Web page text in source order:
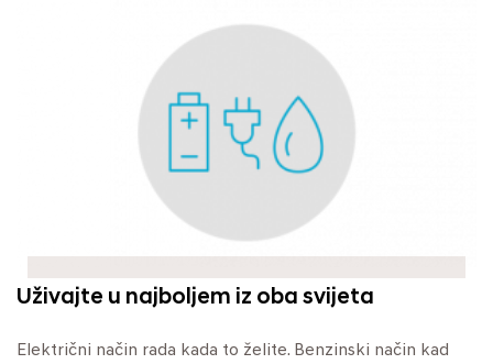
Uživajte u najboljem iz oba svijeta
Električni način rada kada to želite. Benzinski način kad